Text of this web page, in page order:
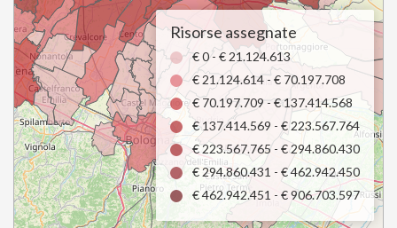
Risorse assegnate
€ 0 - € 21.124.613
€ 21.124.614 - € 70.197.708
€ 70.197.709 - € 137.414.568
€ 137.414.569 - € 223.567.764
€ 223.567.765 - € 294.860.430
€ 294.860.431 - € 462.942.450
€ 462.942.451 - € 906.703.597